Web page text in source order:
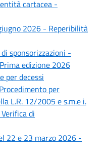
cartacea -
2026 - Reperibilità
sponsorizzazioni -
edizione 2026
per decessi
per
L.R. 12/2005 e s.m.e i.
di
22 e 23 marzo 2026 -